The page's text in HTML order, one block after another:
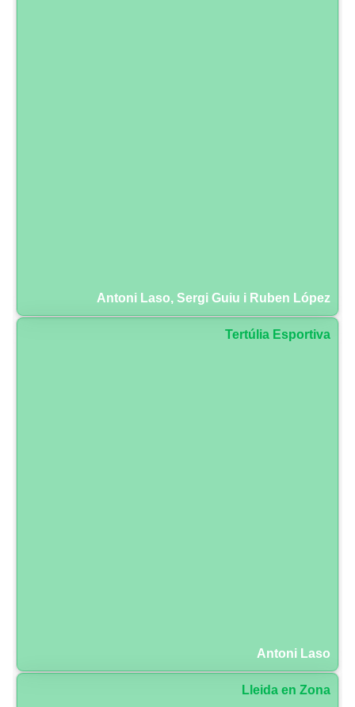
Antoni Laso, Sergi Guiu i Ruben López
Tertúlia Esportiva
Antoni Laso
Lleida en Zona